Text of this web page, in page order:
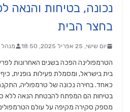
נכונה, בטיחות
בחצר הבית
יום שישי, 25 אפריל 2025, 18:50
הטרמפולינה הפכה בשנים האחרונות
בית בישראל, ומסמלת פעילות גופנית, כיף
כאחד. בחירה נכונה של טרמפוליה,
בטיחות הם המפתח להבטחת הנאה ללא
מספק סקירה מקיפה על עולם